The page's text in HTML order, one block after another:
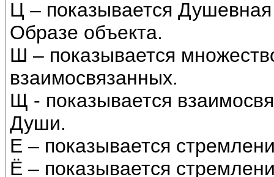
Ц – показывается
Образе объекта.
Ш – показывается
взаимосвязанных.
Щ - показывается
Души.
Е – показывается
Ё – показывается